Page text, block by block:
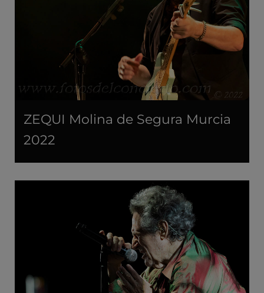
ZEQUI Molina de Segura Murcia
2022